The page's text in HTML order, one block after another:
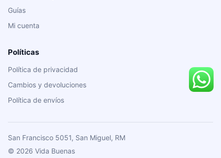
Guías
Mi cuenta
Políticas
Política de privacidad
Cambios y devoluciones
Política de envíos
San Francisco 5051, San Miguel, RM
© 2026 Vida Buenas